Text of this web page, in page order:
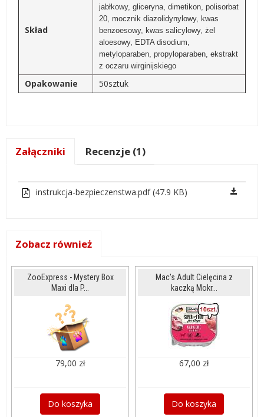
Skład
jabłkowy, gliceryna, dimetikon, polisorbat
20, mocznik diazolidynylowy, kwas
benzoesowy, kwas salicylowy, żel
aloesowy, EDTA disodium,
metyloparaben, propyloparaben, ekstrakt
z oczaru wirginijskiego
Opakowanie 50sztuk
Załączniki Recenzje (1)
instrukcja-bezpieczenstwa.pdf (47.9 KB)
Zobacz również
ZooExpress - Mystery Box
Maxi dla P...
79,00 zł
Do koszyka
Mac's Adult Cielęcina z
kaczką Mokr...
67,00 zł
Do koszyka